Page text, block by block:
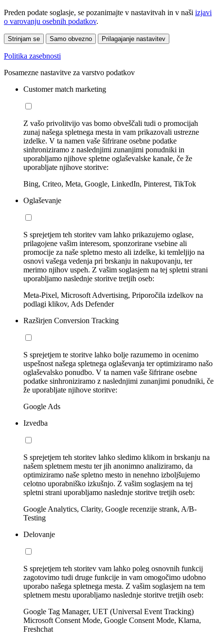
Preden podate soglasje, se pozanimajte v nastavitvah in v naši izjavi
o varovanju osebnih podatkov.
Strinjam se Samo obvezno Prilagajanje nastavitev
Politika zasebnosti
Posamezne nastavitve za varstvo podatkov
Customer match marketing
Z vašo privolitvijo vas bomo obveščali tudi o promocijah
zunaj našega spletnega mesta in vam prikazovali ustrezne
izdelke. V ta namen vaše šifrirane osebne podatke
sinhroniziramo z naslednjimi zunanjimi ponudniki in
uporabljamo njihove spletne oglaševalske kanale, če že
uporabljate njihove storitve:
Bing, Criteo, Meta, Google, LinkedIn, Pinterest, TikTok
Oglaševanje
S sprejetjem teh storitev vam lahko prikazujemo oglase,
prilagojene vašim interesom, sponzorirane vsebine ali
promocije za naše spletno mesto ali izdelke, ki temleljijo na
osnovi vašega vedenja pri brskanju in nakupovanju, ter
merimo njihov uspeh. Z vašim soglasjem na tej spletni strani
uporabljamo naslednje storitve tretjih oseb:
Meta-Pixel, Microsoft Advertising, Priporočila izdelkov na
podlagi klikov, Ads Defender
Razširjen Conversion Tracking
S sprejetjem te storitve lahko bolje razumemo in ocenimo
uspešnost našega spletnega oglaševanja ter optimiziramo našo
oglaševalsko ponudbo. V ta namen vaše šifrirane osebne
podatke sinhroniziramo z naslednjimi zunanjimi ponudniki, če
že uporabljate njihove storitve:
Google Ads
Izvedba
S sprejetjem teh storitev lahko sledimo klikom in brskanju na
našem spletnem mestu ter jih anonimno analiziramo, da
optimiziramo naše spletno mesto in nenehno izboljšujemo
celotno uporabniško izkušnjo. Z vašim soglasjem na tej
spletni strani uporabljamo naslednje storitve tretjih oseb:
Google Analytics, Clarity, Google recenzije strank, A/B-
Testing
Delovanje
S sprejetjem teh storitev vam lahko poleg osnovnih funkcij
zagotovimo tudi druge funkcije in vam omogočimo udobno
uporabo našega spletnega mesta. Z vašim soglasjem na tem
spletnem mestu uporabljamo naslednje storitve tretjih oseb:
Google Tag Manager, UET (Universal Event Tracking)
Microsoft Consent Mode, Google Consent Mode, Klarna,
Freshchat